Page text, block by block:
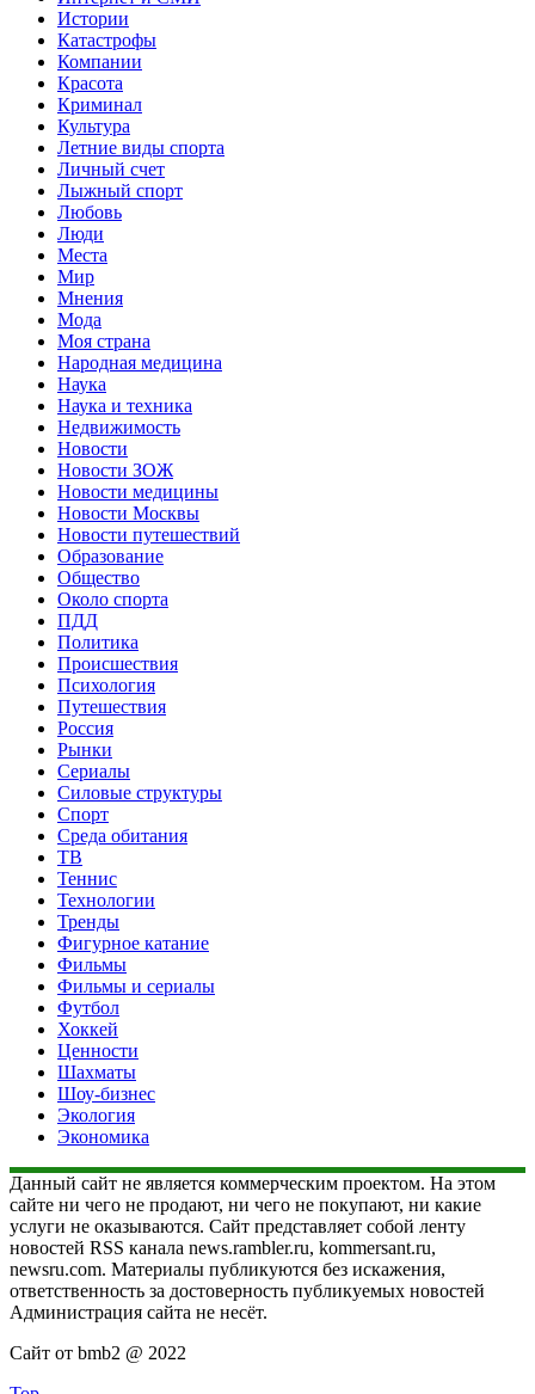
Истории
Катастрофы
Компании
Красота
Криминал
Культура
Летние виды спорта
Личный счет
Лыжный спорт
Любовь
Люди
Места
Мир
Мнения
Мода
Моя страна
Народная медицина
Наука
Наука и техника
Недвижимость
Новости
Новости ЗОЖ
Новости медицины
Новости Москвы
Новости путешествий
Образование
Общество
Около спорта
ПДД
Политика
Происшествия
Психология
Путешествия
Россия
Рынки
Сериалы
Силовые структуры
Спорт
Среда обитания
ТВ
Теннис
Технологии
Тренды
Фигурное катание
Фильмы
Фильмы и сериалы
Футбол
Хоккей
Ценности
Шахматы
Шоу-бизнес
Экология
Экономика
Данный сайт не является коммерческим проектом. На этом
сайте ни чего не продают, ни чего не покупают, ни какие
услуги не оказываются. Сайт представляет собой ленту
новостей RSS канала news.rambler.ru, kommersant.ru,
newsru.com. Материалы публикуются без искажения,
ответственность за достоверность публикуемых новостей
Администрация сайта не несёт.
Сайт от bmb2 @ 2022